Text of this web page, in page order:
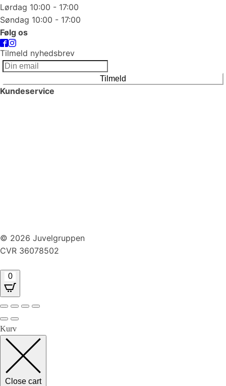
Lørdag 10:00 - 17:00
Søndag 10:00 - 17:00
Følg os
Tilmeld nyhedsbrev
Tilmeld
Kundeservice
© 2026 Juvelgruppen
CVR 36078502
0
Kurv
Close cart